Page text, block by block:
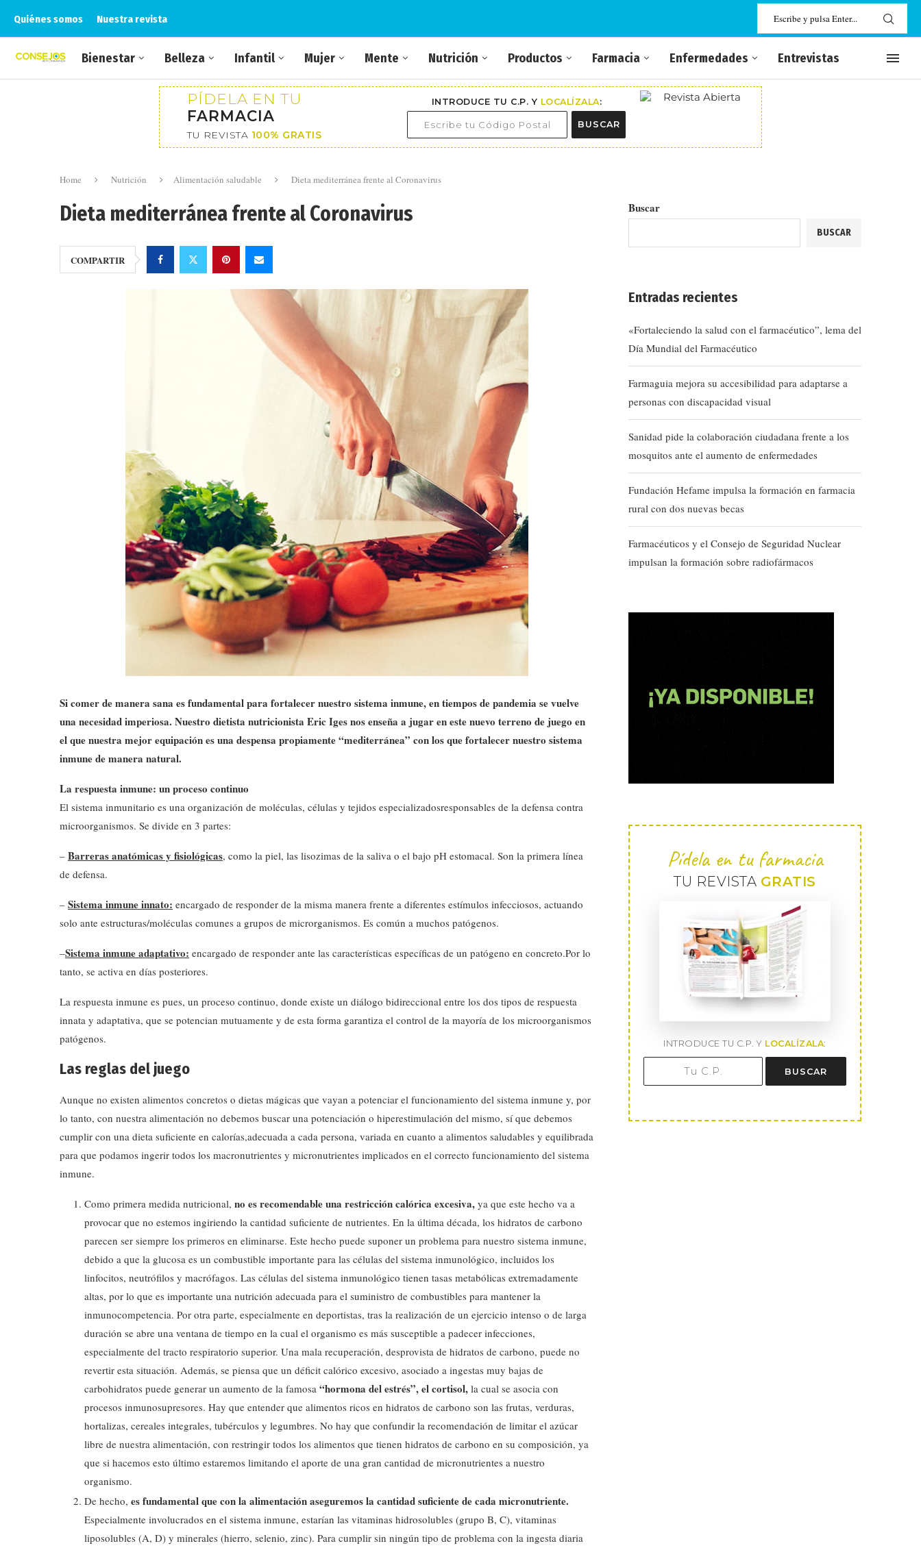
Quiénes somos Nuestra revista
Bienestar Belleza Infantil Mujer Mente Nutrición Productos Farmacia Enfermedades Entrevistas
PÍDELA EN TU
FARMACIA
TU REVISTA 100% GRATIS
INTRODUCE TU C.P. Y LOCALÍZALA:
BUSCAR
Home Nutrición Alimentación saludable Dieta mediterránea frente al Coronavirus
Dieta mediterránea frente al Coronavirus
COMPARTIR
Si comer de manera sana es fundamental para fortalecer nuestro sistema inmune, en tiempos de pandemia se vuelve
una necesidad imperiosa. Nuestro dietista nutricionista Eric Iges nos enseña a jugar en este nuevo terreno de juego en
el que nuestra mejor equipación es una despensa propiamente “mediterránea” con los que fortalecer nuestro sistema
inmune de manera natural.
La respuesta inmune: un proceso continuo
El sistema inmunitario es una organización de moléculas, células y tejidos especializadosresponsables de la defensa contra
microorganismos. Se divide en 3 partes:
– Barreras anatómicas y fisiológicas, como la piel, las lisozimas de la saliva o el bajo pH estomacal. Son la primera línea
de defensa.
– Sistema inmune innato: encargado de responder de la misma manera frente a diferentes estímulos infecciosos, actuando
solo ante estructuras/moléculas comunes a grupos de microrganismos. Es común a muchos patógenos.
–Sistema inmune adaptativo: encargado de responder ante las características específicas de un patógeno en concreto.Por lo
tanto, se activa en días posteriores.
La respuesta inmune es pues, un proceso continuo, donde existe un diálogo bidireccional entre los dos tipos de respuesta
innata y adaptativa, que se potencian mutuamente y de esta forma garantiza el control de la mayoría de los microorganismos
patógenos.
Las reglas del juego
Aunque no existen alimentos concretos o dietas mágicas que vayan a potenciar el funcionamiento del sistema inmune y, por
lo tanto, con nuestra alimentación no debemos buscar una potenciación o hiperestimulación del mismo, sí que debemos
cumplir con una dieta suficiente en calorías,adecuada a cada persona, variada en cuanto a alimentos saludables y equilibrada
para que podamos ingerir todos los macronutrientes y micronutrientes implicados en el correcto funcionamiento del sistema
inmune.
Como primera medida nutricional, no es recomendable una restricción calórica excesiva, ya que este hecho va a
provocar que no estemos ingiriendo la cantidad suficiente de nutrientes. En la última década, los hidratos de carbono
parecen ser siempre los primeros en eliminarse. Este hecho puede suponer un problema para nuestro sistema inmune,
debido a que la glucosa es un combustible importante para las células del sistema inmunológico, incluidos los
linfocitos, neutrófilos y macrófagos. Las células del sistema inmunológico tienen tasas metabólicas extremadamente
altas, por lo que es importante una nutrición adecuada para el suministro de combustibles para mantener la
inmunocompetencia. Por otra parte, especialmente en deportistas, tras la realización de un ejercicio intenso o de larga
duración se abre una ventana de tiempo en la cual el organismo es más susceptible a padecer infecciones,
especialmente del tracto respiratorio superior. Una mala recuperación, desprovista de hidratos de carbono, puede no
revertir esta situación. Además, se piensa que un déficit calórico excesivo, asociado a ingestas muy bajas de
carbohidratos puede generar un aumento de la famosa “hormona del estrés”, el cortisol, la cual se asocia con
procesos inmunosupresores. Hay que entender que alimentos ricos en hidratos de carbono son las frutas, verduras,
hortalizas, cereales integrales, tubérculos y legumbres. No hay que confundir la recomendación de limitar el azúcar
libre de nuestra alimentación, con restringir todos los alimentos que tienen hidratos de carbono en su composición, ya
que si hacemos esto último estaremos limitando el aporte de una gran cantidad de micronutrientes a nuestro
organismo.
De hecho, es fundamental que con la alimentación aseguremos la cantidad suficiente de cada micronutriente.
Especialmente involucrados en el sistema inmune, estarían las vitaminas hidrosolubles (grupo B, C), vitaminas
liposolubles (A, D) y minerales (hierro, selenio, zinc). Para cumplir sin ningún tipo de problema con la ingesta diaria
Buscar
BUSCAR
Entradas recientes
«Fortaleciendo la salud con el farmacéutico”, lema del
Día Mundial del Farmacéutico
Farmaguia mejora su accesibilidad para adaptarse a
personas con discapacidad visual
Sanidad pide la colaboración ciudadana frente a los
mosquitos ante el aumento de enfermedades
Fundación Hefame impulsa la formación en farmacia
rural con dos nuevas becas
Farmacéuticos y el Consejo de Seguridad Nuclear
impulsan la formación sobre radiofármacos
Pídela en tu farmacia
TU REVISTA GRATIS
INTRODUCE TU C.P. Y LOCALÍZALA:
BUSCAR